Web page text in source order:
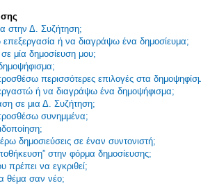
στην Δ. Συζήτηση;
ή να διαγράψω ένα δημοσίευμα;
μία δημοσίευση μου;
περισσότερες επιλογές στα
ή να διαγράψω ένα δημοψήφισμα;
σε μια Δ. Συζήτηση;
συνημμένα;
δημοσιεύσεις σε έναν συντονιστή;
στην φόρμα δημοσίευσης;
πρέπει να εγκριθεί;
θέμα σαν νέο;